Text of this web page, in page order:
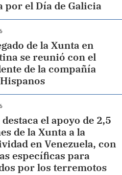
por el Día de Galicia
de la Xunta en
se reunió con el
de la compañía
destaca el apoyo de 2,5
de la Xunta a la
en Venezuela, con
específicas para
por los terremotos